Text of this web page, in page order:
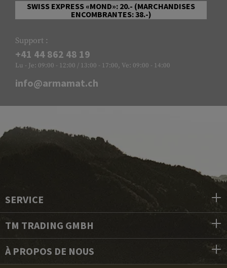
SWISS EXPRESS «MOND»: 20.- (MARCHANDISES
ENCOMBRANTES: 38.-)
Support :
+41 44 862 48 19
Lu - Je: 09:00 - 12:00 / 13:00 - 17:00, Ve: 09:00 - 14:00
info@armamat.ch
SERVICE
TM TRADING GMBH
À PROPOS DE NOUS